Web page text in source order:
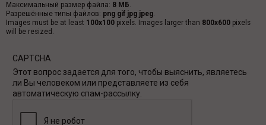
Максимальный размер файла: 8 МБ.
Разрешённые типы файлов: png gif jpg jpeg.
Images must be at least 100x100 pixels. Images larger than 800x600 pixels
will be resized.
CAPTCHA
Этот вопрос задается для того, чтобы выяснить, являетесь
ли Вы человеком или представляете из себя
автоматическую спам-рассылку.